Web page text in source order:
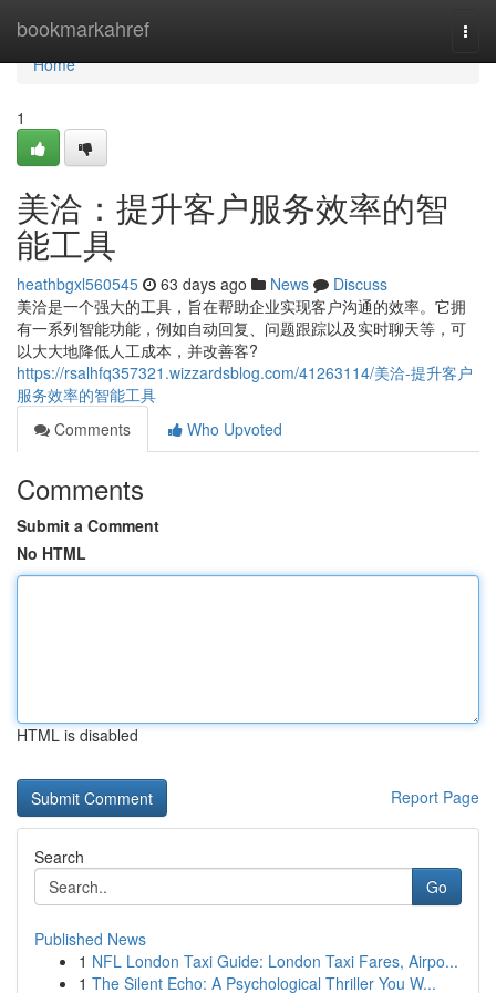
bookmarkahref
Home
Home
1
美洽：提升客户服务效率的智
能工具
heathbgxl560545 63 days ago News
Discuss
美洽是一个强大的工具，旨在帮助企业实现客户沟通的效率。它拥
有一系列智能功能，例如自动回复、问题跟踪以及实时聊天等，可
以大大地降低人工成本，并改善客?
https://rsalhfq357321.wizzardsblog.com/41263114/美洽-提升客户
服务效率的智能工具
Comments
Who Upvoted
Comments
Submit a Comment
No HTML
HTML is disabled
Report Page
Search
Go
Published News
1 NFL London Taxi Guide: London Taxi Fares, Airpo...
1 The Silent Echo: A Psychological Thriller You W...